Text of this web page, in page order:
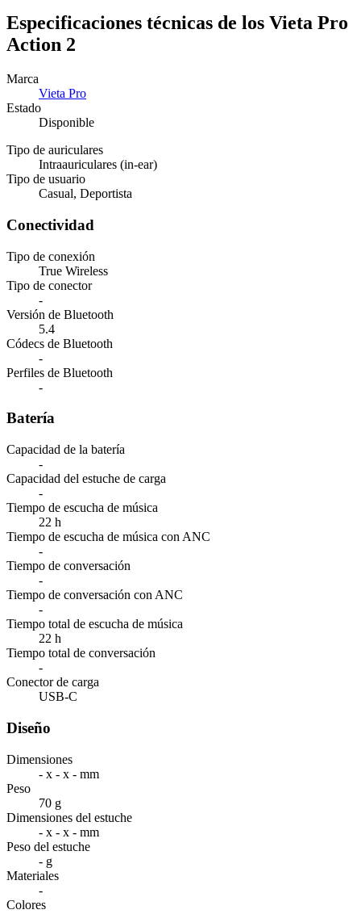
Especificaciones técnicas de los Vieta Pro
Action 2
Marca
Vieta Pro
Estado
Disponible
Tipo de auriculares
Intraauriculares (in-ear)
Tipo de usuario
Casual, Deportista
Conectividad
Tipo de conexión
True Wireless
Tipo de conector
-
Versión de Bluetooth
5.4
Códecs de Bluetooth
-
Perfiles de Bluetooth
-
Batería
Capacidad de la batería
-
Capacidad del estuche de carga
-
Tiempo de escucha de música
22 h
Tiempo de escucha de música con ANC
-
Tiempo de conversación
-
Tiempo de conversación con ANC
-
Tiempo total de escucha de música
22 h
Tiempo total de conversación
-
Conector de carga
USB-C
Diseño
Dimensiones
- x - x - mm
Peso
70 g
Dimensiones del estuche
- x - x - mm
Peso del estuche
- g
Materiales
-
Colores